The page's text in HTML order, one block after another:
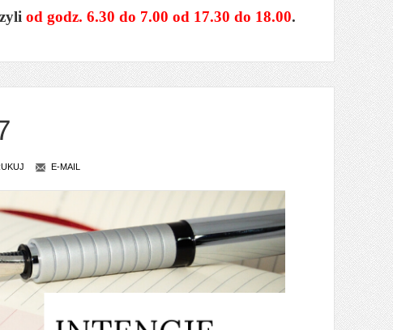
od godz. 6.30 do 7.00 od 17.30 do 18.00.
E-MAIL